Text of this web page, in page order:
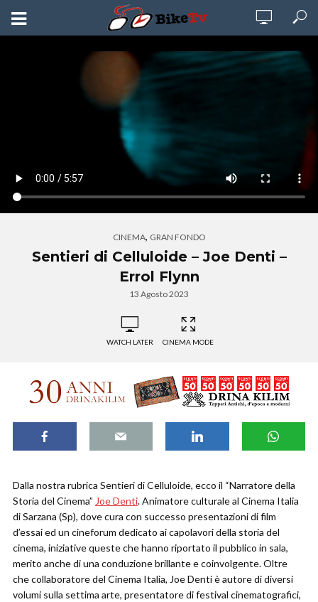
CINEMA, GRAN FONDO
Sentieri di Celluloide – Joe Denti –
Errol Flynn
13 Agosto 2023
WATCH LATER CINEMA MODE
Dalla nostra rubrica Sentieri di Celluloide, ecco il “Narratore della
Storia del Cinema” Joe Denti. Animatore culturale al Cinema Italia
di Sarzana (Sp), dove cura con successo presentazioni di film
d’essai ed un cineforum dedicato ai capolavori della storia del
cinema, iniziative queste che hanno riportato il pubblico in sala,
merito anche di una conduzione brillante e coinvolgente. Oltre
che collaboratore del Cinema Italia, Joe Denti è autore di diversi
volumi sulla settima arte, presentatore di festival cinematografici,